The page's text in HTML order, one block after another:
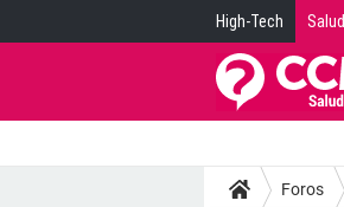
High-Tech Salud
Foros